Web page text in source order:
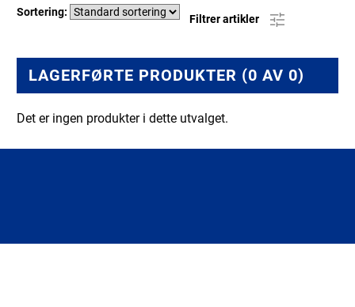
Sortering:
Filtrer artikler
LAGERFØRTE PRODUKTER (0 AV 0)
Det er ingen produkter i dette utvalget.